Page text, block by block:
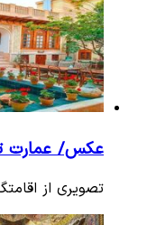
عکس/ عمارت
تصویری از